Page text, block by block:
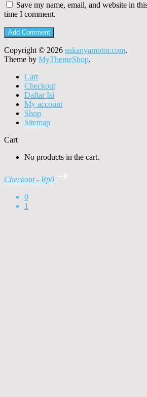
Save my name, email, and website in
time I comment.
Copyright © 2026 sukanyamotor.com.
Theme by MyThemeShop.
Cart
Checkout
Daftar Isi
My account
Shop
Sitemap
Cart
No products in the cart.
Checkout - Rp0
0
1